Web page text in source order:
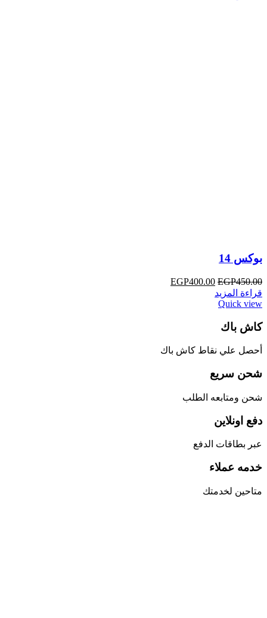
بوكس 14
EGP450.00
EGP400.00
قراءة المزيد
Quick view
كاش باك
أحصل علي نقاط كاش باك
شحن سريع
شحن ومتابعه الطلب
دفع اونلاين
عبر بطاقات الدفع
خدمه عملاء
متاحين لخدمتك